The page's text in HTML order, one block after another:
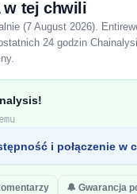
w tej chwili
(7 August 2026).
24 godzin
i połączenie w
🔔 Gwarancja